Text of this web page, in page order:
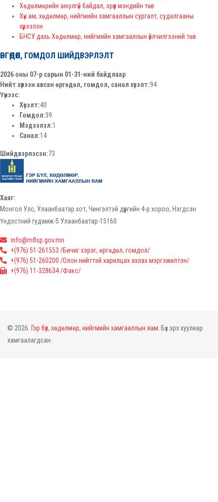
Хөдөлмөрийн аюулгүй байдал, эрүүл мэндийн төв
Хүн ам, хөдөлмөр, нийгмийн хамгааллын сургалт, судалгааны
хүрээлэн
БНСУ дахь Хөдөлмөр, нийгмийн хамгааллын үйлчилгээний төв
ӨРГӨДӨЛ, ГОМДОЛ ШИЙДВЭРЛЭЛТ
2026 оны 07-р сарын 01-31-ний байдлаар
Нийт хүлээн авсан өргөдөл, гомдол, санал хүсэлт:94
Үүнээс:
Хүсэлт:40
Гомдол:39
Мэдээлэл:1
Санал:14
Шийдвэрлэсэн:73
Хаяг:
Монгол Улс, Улаанбаатар хот, Чингэлтэй дүүргийн 4-р хороо, Нэгдсэн
Үндэстний гудамж-5 Улаанбаатар-15160
info@mflsp.gov.mn
+(976) 51-261553 /Бичиг хэрэг, өргөдөл, гомдол/
+(976) 51-260200 /Олон нийттэй харилцах ахлах мэргэжилтэн/
+(976) 11-328634 /Факс/
© 2026. Гэр бүл, хөдөлмөр, нийгмийн хамгааллын яам. Бүх эрх хуулиар
хамгаалагдсан.